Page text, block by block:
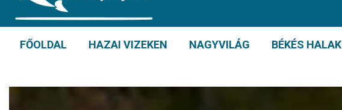
FŐOLDAL HAZAI VIZEKEN NAGYVILÁG BÉKÉS HALAK